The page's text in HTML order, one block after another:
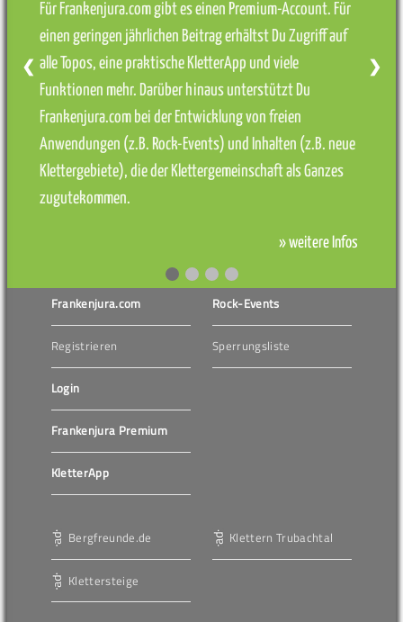
Für Frankenjura.com gibt es einen Premium-Account. Für
einen geringen jährlichen Beitrag erhältst Du Zugriff auf
alle Topos, eine praktische KletterApp und viele
Funktionen mehr. Darüber hinaus unterstützt Du
Frankenjura.com bei der Entwicklung von freien
Anwendungen (z.B. Rock-Events) und Inhalten (z.B. neue
Klettergebiete), die der Klettergemeinschaft als Ganzes
zugutekommen.
» weitere Infos
❮ ❯
Frankenjura.com
Registrieren
Login
Frankenjura Premium
KletterApp
Rock-Events
Sperrungsliste
Bergfreunde.de
Klettersteige
Klettern Trubachtal